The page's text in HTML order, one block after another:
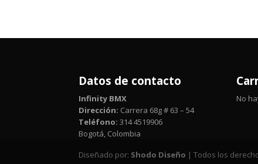
Datos de contacto
Infinity BMX
Dirección: Carrera 68g # 63 – 54
Teléfono: 314 4519906
Bogotá, Colombia
No
Diseñado por: Shodo Diseño | Todos los